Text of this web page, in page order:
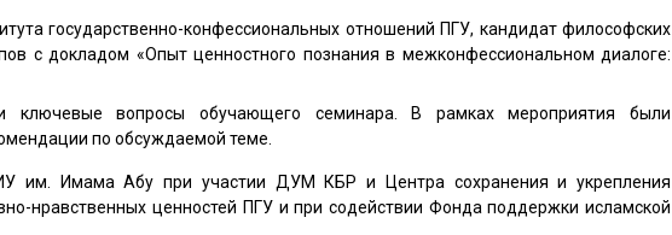
государственно-конфессиональных отношений ПГУ, кандидат философских
с докладом «Опыт ценностного познания в межконфессиональном диалоге:
ключевые вопросы обучающего семинара. В рамках мероприятия были
по обсуждаемой теме.
им. Имама Абу при участии ДУМ КБР и Центра сохранения и укрепления
нравственных ценностей ПГУ и при содействии Фонда поддержки исламской